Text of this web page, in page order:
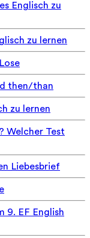
Englisch zu
zu lernen
then/than
zu lernen
Welcher Test
Liebesbrief
9. EF English